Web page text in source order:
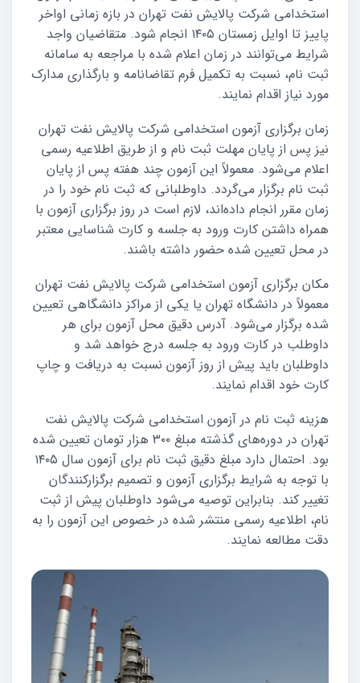
استخدامی شرکت پالایش نفت تهران در بازه زمانی اواخر
پاییز تا اوایل زمستان ۱۴۰۵ انجام شود. متقاضیان واجد
شرایط می‌توانند در زمان اعلام شده با مراجعه به سامانه
ثبت نام، نسبت به تکمیل فرم تقاضانامه و بارگذاری مدارک
مورد نیاز اقدام نمایند.
زمان برگزاری آزمون استخدامی شرکت پالایش نفت تهران
نیز پس از پایان مهلت ثبت نام و از طریق اطلاعیه رسمی
اعلام می‌شود. معمولاً این آزمون چند هفته پس از پایان
ثبت نام برگزار می‌گردد. داوطلبانی که ثبت نام خود را در
زمان مقرر انجام داده‌اند، لازم است در روز برگزاری آزمون با
همراه داشتن کارت ورود به جلسه و کارت شناسایی معتبر
در محل تعیین شده حضور داشته باشند.
مکان برگزاری آزمون استخدامی شرکت پالایش نفت تهران
معمولاً در دانشگاه تهران یا یکی از مراکز دانشگاهی تعیین
شده برگزار می‌شود. آدرس دقیق محل آزمون برای هر
داوطلب در کارت ورود به جلسه درج خواهد شد و
داوطلبان باید پیش از روز آزمون نسبت به دریافت و چاپ
کارت خود اقدام نمایند.
هزینه ثبت نام در آزمون استخدامی شرکت پالایش نفت
تهران در دوره‌های گذشته مبلغ ۳۰۰ هزار تومان تعیین شده
بود. احتمال دارد مبلغ دقیق ثبت نام برای آزمون سال ۱۴۰۵
با توجه به شرایط برگزاری آزمون و تصمیم برگزارکنندگان
تغییر کند. بنابراین توصیه می‌شود داوطلبان پیش از ثبت
نام، اطلاعیه رسمی منتشر شده در خصوص این آزمون را به
دقت مطالعه نمایند.